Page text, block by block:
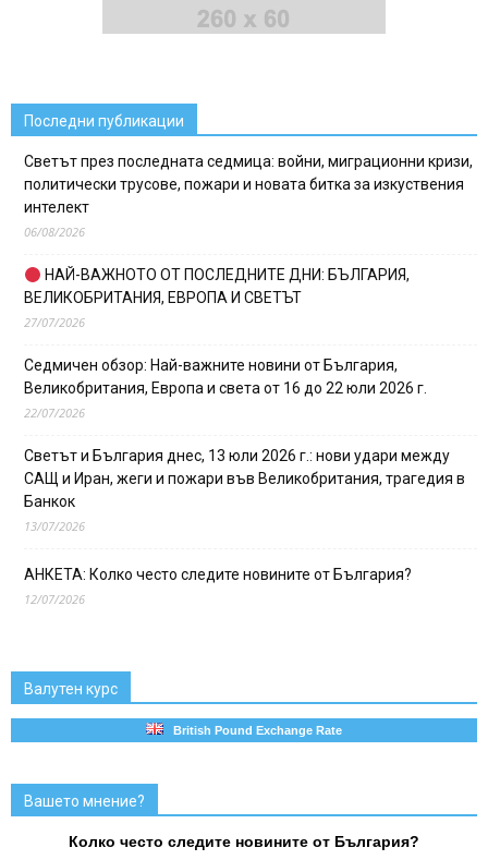
Последни публикации
Светът през последната седмица: войни, миграционни кризи,
политически трусове, пожари и новата битка за изкуствения
интелект
06/08/2026
НАЙ-ВАЖНОТО ОТ ПОСЛЕДНИТЕ ДНИ: БЪЛГАРИЯ,
ВЕЛИКОБРИТАНИЯ, ЕВРОПА И СВЕТЪТ
27/07/2026
Седмичен обзор: Най-важните новини от България,
Великобритания, Европа и света от 16 до 22 юли 2026 г.
22/07/2026
Светът и България днес, 13 юли 2026 г.: нови удари между
САЩ и Иран, жеги и пожари във Великобритания, трагедия в
Банкок
13/07/2026
АНКЕТА: Колко често следите новините от България?
12/07/2026
Валутен курс
British Pound Exchange Rate
Вашето мнение?
Колко често следите новините от България?